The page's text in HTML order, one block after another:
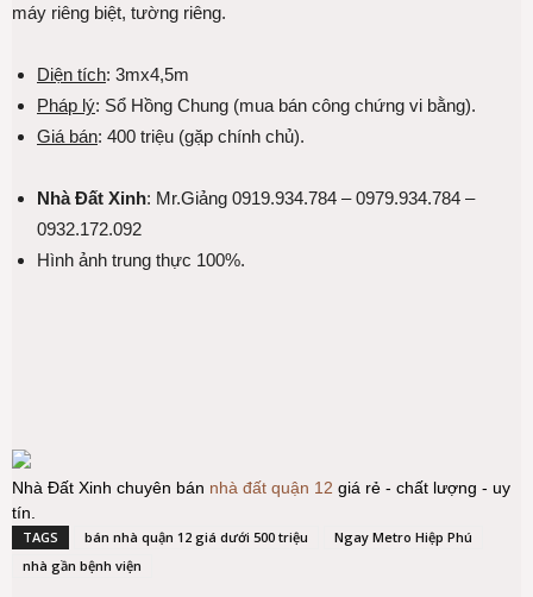
máy riêng biệt, tường riêng.
Diện tích: 3mx4,5m
Pháp lý: Sổ Hồng Chung (mua bán công chứng vi bằng).
Giá bán: 400 triệu (gặp chính chủ).
Nhà Đất Xinh: Mr.Giảng 0919.934.784 – 0979.934.784 –
0932.172.092
Hình ảnh trung thực 100%.
Nhà Đất Xinh chuyên bán nhà đất quận 12 giá rẻ - chất lượng - uy
tín.
TAGS bán nhà quận 12 giá dưới 500 triệu
Ngay Metro Hiệp Phú
nhà gần bệnh viện